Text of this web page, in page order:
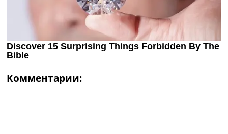
Комментарии: